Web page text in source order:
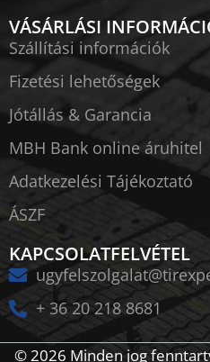
VÁSÁRLÁSI
Szállítási információk
Fizetési lehetőségek
Jótállás & Garancia
MBH Bank online áruhitel
Adatkezelési Tájékoztató
ÁSZF
KAPCSOLATFELVÉTEL
+ 36 20 218 8681
© 2026 Minden jog